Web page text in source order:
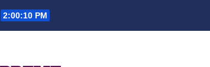
2:00:11 PM